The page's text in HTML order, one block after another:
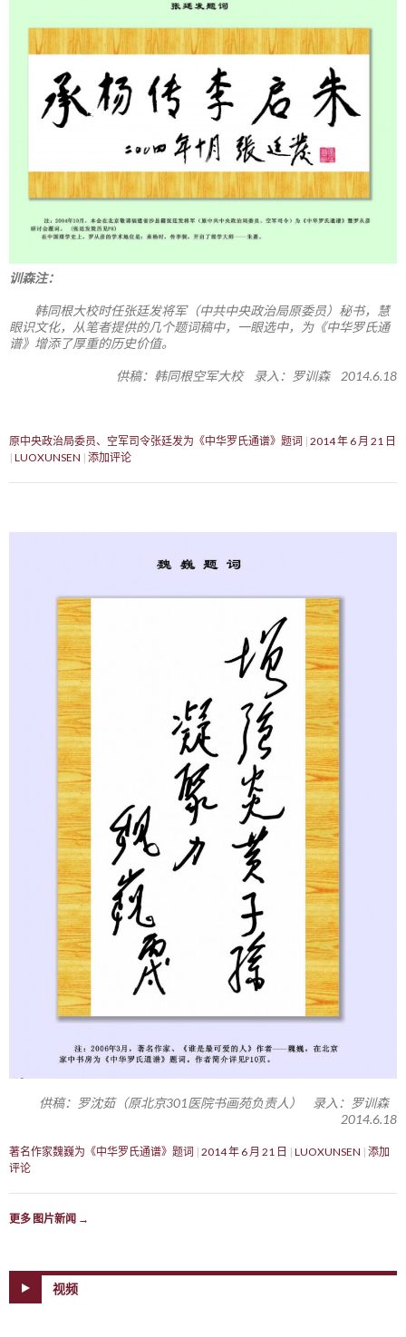
训森注：
韩同根大校时任张廷发将军（中共中央政治局原委员）秘书，慧
眼识文化，从笔者提供的几个题词稿中，一眼选中，为《中华罗氏通
谱》增添了厚重的历史价值。
供稿：韩同根空军大校 录入：罗训森 2014.6.18
原中央政治局委员、空军司令张廷发为《中华罗氏通谱》题词 2014 年 6 月 21 日
LUOXUNSEN 添加评论
供稿：罗沈茹（原北京301医院书画苑负责人） 录入：罗训森
2014.6.18
著名作家魏巍为《中华罗氏通谱》题词 2014 年 6 月 21 日 LUOXUNSEN 添加
评论
更多 图片新闻 →
视频